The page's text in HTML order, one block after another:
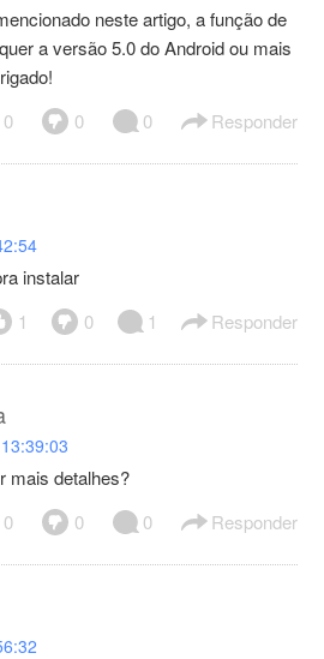
neste artigo, a função de
a versão 5.0 do Android ou mais
0
0 0 Responder
instalar
1
0 1 Responder
mais detalhes?
0
0 0 Responder